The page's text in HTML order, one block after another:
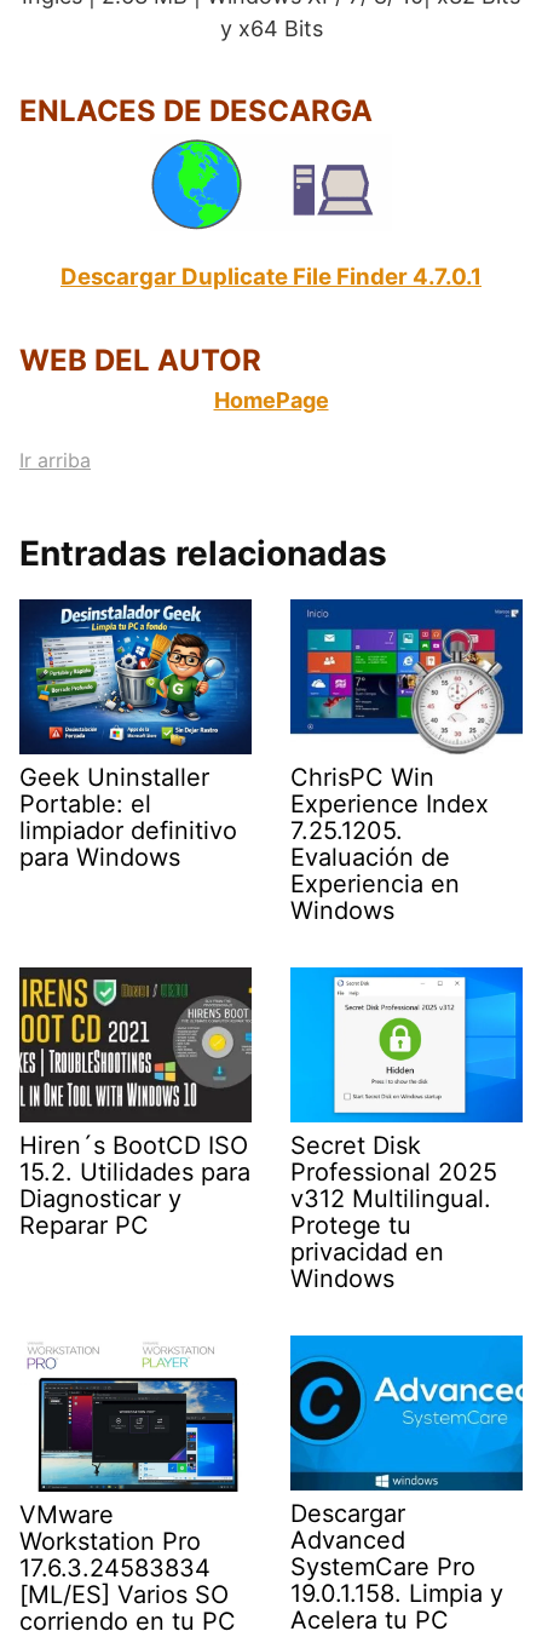
y x64 Bits
ENLACES DE DESCARGA
Descargar Duplicate File Finder 4.7.0.1
WEB DEL AUTOR
HomePage
Ir arriba
Entradas relacionadas
Geek Uninstaller
Portable: el
limpiador definitivo
para Windows
ChrisPC Win
Experience Index
7.25.1205.
Evaluación de
Experiencia en
Windows
Hiren´s BootCD ISO
15.2. Utilidades para
Diagnosticar y
Reparar PC
Secret Disk
Professional 2025
v312 Multilingual.
Protege tu
privacidad en
Windows
VMware
Workstation Pro
17.6.3.24583834
[ML/ES] Varios SO
corriendo en tu PC
Descargar
Advanced
SystemCare Pro
19.0.1.158. Limpia y
Acelera tu PC